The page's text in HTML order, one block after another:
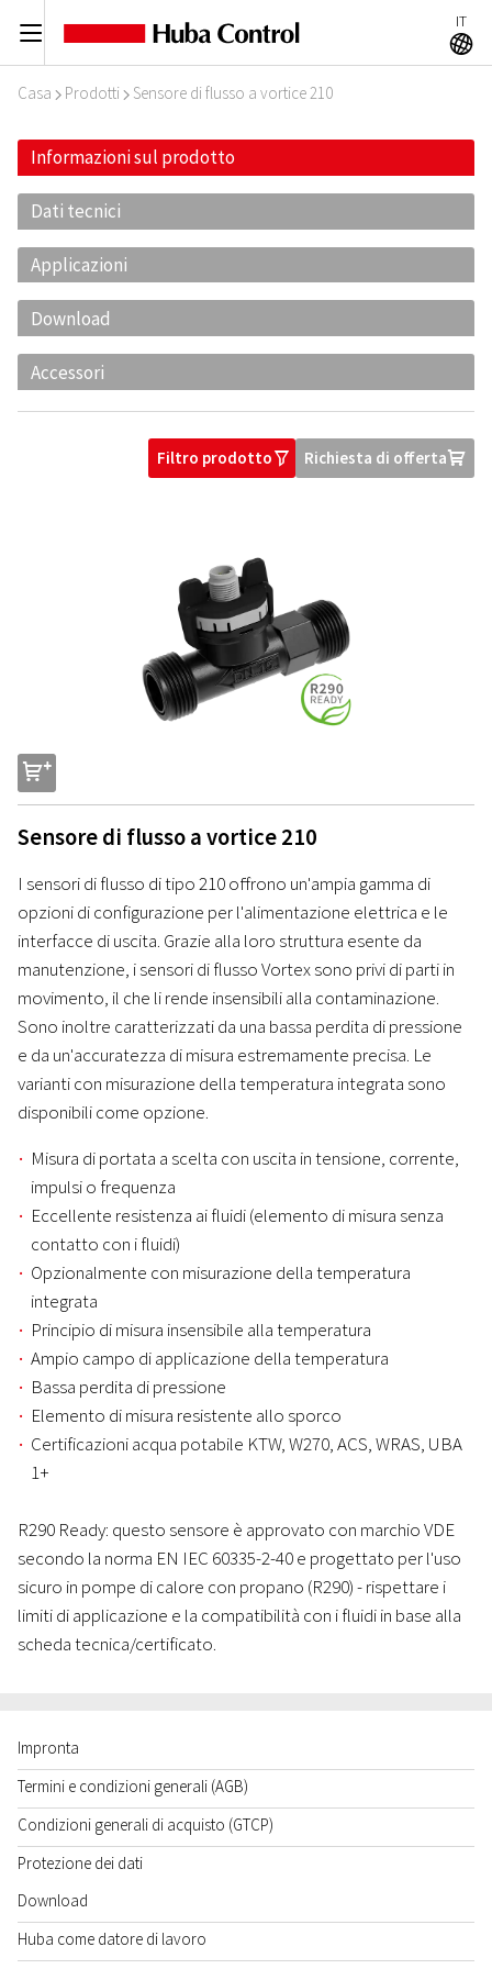
C IT
A
Casa I Prodotti I Sensore di flusso a vortice 210
Informazioni sul prodotto
Dati tecnici
Applicazioni
Download
Accessori
Filtro prodottoO Richiesta di offertaU
s
Sensore di flusso a vortice 210
I sensori di flusso di tipo 210 offrono un'ampia gamma di
opzioni di configurazione per l'alimentazione elettrica e le
interfacce di uscita. Grazie alla loro struttura esente da
manutenzione, i sensori di flusso Vortex sono privi di parti in
movimento, il che li rende insensibili alla contaminazione.
Sono inoltre caratterizzati da una bassa perdita di pressione
e da un'accuratezza di misura estremamente precisa. Le
varianti con misurazione della temperatura integrata sono
disponibili come opzione.
Misura di portata a scelta con uscita in tensione, corrente,
impulsi o frequenza
Eccellente resistenza ai fluidi (elemento di misura senza
contatto con i fluidi)
Opzionalmente con misurazione della temperatura
integrata
Principio di misura insensibile alla temperatura
Ampio campo di applicazione della temperatura
Bassa perdita di pressione
Elemento di misura resistente allo sporco
Certificazioni acqua potabile KTW, W270, ACS, WRAS, UBA
1+
R290 Ready: questo sensore è approvato con marchio VDE
secondo la norma EN IEC 60335-2-40 e progettato per l'uso
sicuro in pompe di calore con propano (R290) - rispettare i
limiti di applicazione e la compatibilità con i fluidi in base alla
scheda tecnica/certificato.
Impronta
Termini e condizioni generali (AGB)
Condizioni generali di acquisto (GTCP)
Protezione dei dati
Download
Huba come datore di lavoro